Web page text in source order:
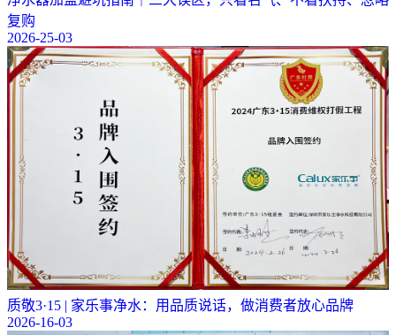
复购
2026-25-03
质敬3·15 | 家乐事净水：用品质说话，做消费者放心品牌
2026-16-03